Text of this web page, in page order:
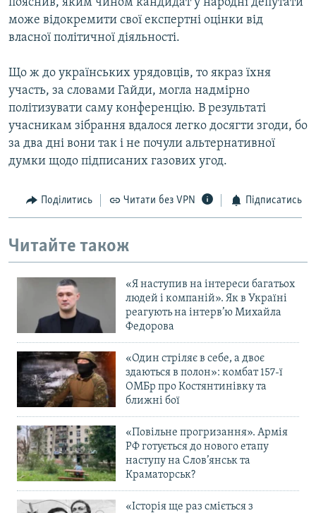
може відокремити свої експертні оцінки від
власної політичної діяльності.
Що ж до українських урядовців, то якраз їхня
участь, за словами Гайди, могла надмірно
політизувати саму конференцію. В результаті
учасникам зібрання вдалося легко досягти згоди, бо
за два дні вони так і не почули альтернативної
думки щодо підписаних газових угод.
Поділитись Читати без VPN Підписатись
Читайте також
«Я наступив на інтереси багатьох
людей і компаній». Як в Україні
реагують на інтерв’ю Михайла
Федорова
«Один стріляє в себе, а двоє
здаються в полон»: комбат 157-ї
ОМБр про Костянтинівку та
ближні бої
«Повільне прогризання». Армія
РФ готується до нового етапу
наступу на Слов’янськ та
Краматорськ?
«Історія ще раз сміється з